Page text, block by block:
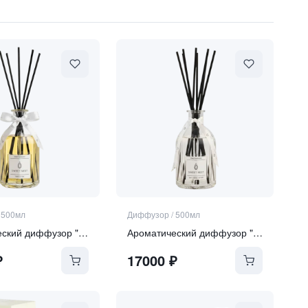
500мл
Ароматический диффузор "Tonka and Oud"
Диффузор /500мл
Ароматический диффузор "Soft Linen & Cotton"
17000₽